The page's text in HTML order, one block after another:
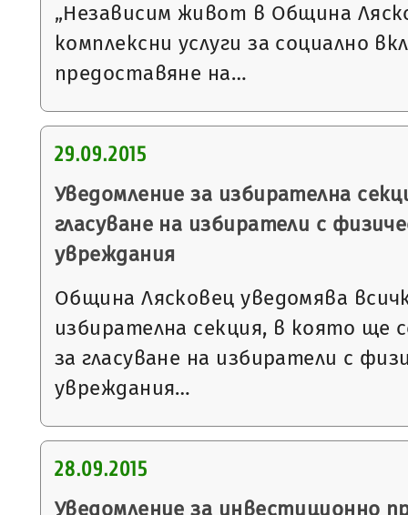
„Независим живот в Община
комплексни услуги за социално
предоставяне на…
29.09.2015
Уведомление за избирателна
гласуване на избиратели с
увреждания
Община Лясковец уведомява
избирателна секция, в която ще
за гласуване на избиратели с
увреждания…
28.09.2015
Уведомление за инвестиционно